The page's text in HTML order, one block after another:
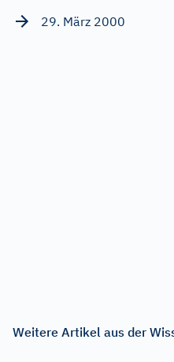
29. März 2000
Weitere Artikel aus der